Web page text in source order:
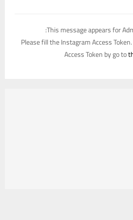
This message appears for
Please fill the Instagram Access
Access Token by go to